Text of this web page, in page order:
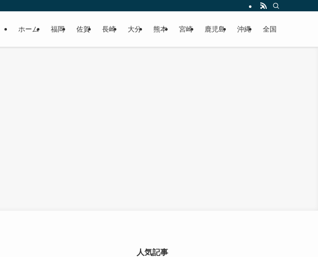
をもっと楽しむための情報をお届けします！
ホーム 福岡 佐賀 長崎 大分 熊本 宮崎 鹿児島 沖縄 全国
人気記事